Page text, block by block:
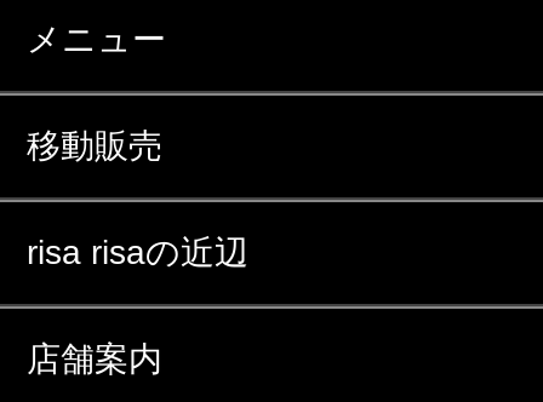
メニュー
移動販売
risa risaの近辺
店舗案内